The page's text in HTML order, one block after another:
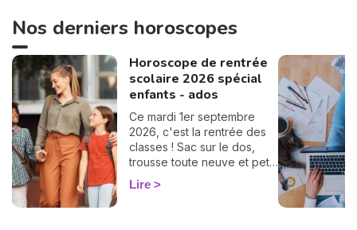
Nos derniers horoscopes
Horoscope de rentrée
scolaire 2026 spécial
enfants - ados
Ce mardi 1er septembre
2026, c'est la rentrée des
classes ! Sac sur le dos,
trousse toute neuve et petit
pincement au cœur… ce
grand jour est un moment
Lire